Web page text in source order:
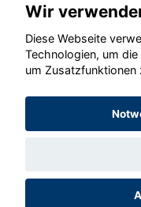
©
Wir
Diese Webseite
Technologien, um
um Zusatzfunktionen